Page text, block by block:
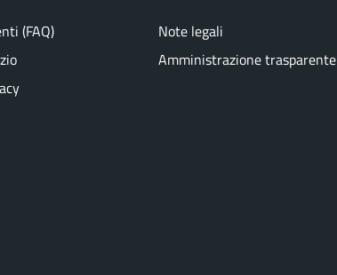
(FAQ)
Note legali
Amministrazione trasparente